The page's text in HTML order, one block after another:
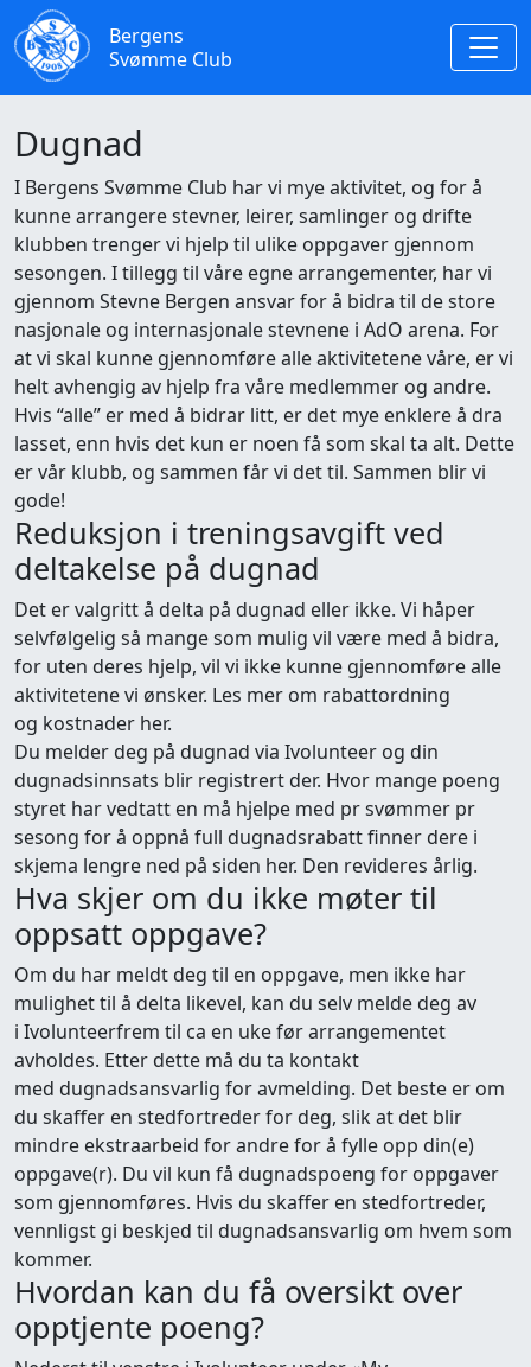
Bergens
Svømme Club
Dugnad
I Bergens Svømme Club har vi mye aktivitet, og for å
kunne arrangere stevner, leirer, samlinger og drifte
klubben trenger vi hjelp til ulike oppgaver gjennom
sesongen. I tillegg til våre egne arrangementer, har vi
gjennom Stevne Bergen ansvar for å bidra til de store
nasjonale og internasjonale stevnene i AdO arena. For
at vi skal kunne gjennomføre alle aktivitetene våre, er vi
helt avhengig av hjelp fra våre medlemmer og andre.
Hvis “alle” er med å bidrar litt, er det mye enklere å dra
lasset, enn hvis det kun er noen få som skal ta alt. Dette
er vår klubb, og sammen får vi det til. Sammen blir vi
gode!
Reduksjon i treningsavgift ved
deltakelse på dugnad
Det er valgritt å delta på dugnad eller ikke. Vi håper
selvfølgelig så mange som mulig vil være med å bidra,
for uten deres hjelp, vil vi ikke kunne gjennomføre alle
aktivitetene vi ønsker. Les mer om rabattordning
og kostnader her.
Du melder deg på dugnad via Ivolunteer og din
dugnadsinnsats blir registrert der. Hvor mange poeng
styret har vedtatt en må hjelpe med pr svømmer pr
sesong for å oppnå full dugnadsrabatt finner dere i
skjema lengre ned på siden her. Den revideres årlig.
Hva skjer om du ikke møter til
oppsatt oppgave?
Om du har meldt deg til en oppgave, men ikke har
mulighet til å delta likevel, kan du selv melde deg av
i Ivolunteerfrem til ca en uke før arrangementet
avholdes. Etter dette må du ta kontakt
med dugnadsansvarlig for avmelding. Det beste er om
du skaffer en stedfortreder for deg, slik at det blir
mindre ekstraarbeid for andre for å fylle opp din(e)
oppgave(r). Du vil kun få dugnadspoeng for oppgaver
som gjennomføres. Hvis du skaffer en stedfortreder,
vennligst gi beskjed til dugnadsansvarlig om hvem som
kommer.
Hvordan kan du få oversikt over
opptjente poeng?